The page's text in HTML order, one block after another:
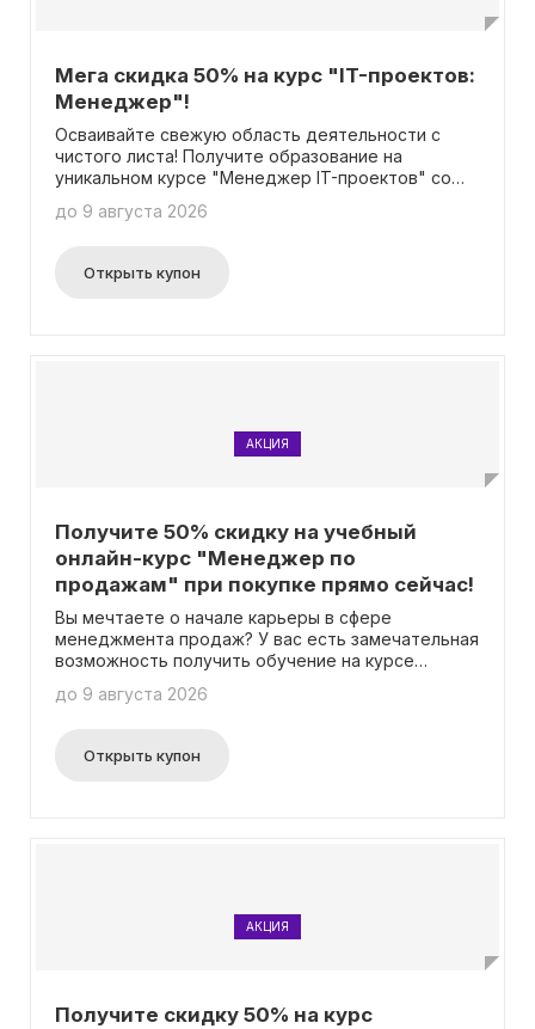
Мега скидка 50% на курс "IT-проектов:
Менеджер"!
Осваивайте свежую область деятельности с
чистого листа! Получите образование на
уникальном курсе "Менеджер IT-проектов" со
информацию можно найти на специальной
потребуется вводить промокод, чтобы
воспользоваться этим преимуществом.
до 9 августа 2026
Открыть купон
АКЦИЯ
Получите 50% скидку на учебный
онлайн-курс "Менеджер по
продажам" при покупке прямо сейчас!
Вы мечтаете о начале карьеры в сфере
менеджмента продаж? У вас есть замечательная
возможность получить обучение на курсе
учебного заведения «МИТМ», и что самое
Вам не нужно вводить промокод, просто
воспользуйтесь этим уникальным предложением
до 9 августа 2026
Открыть купон
АКЦИЯ
Получите скидку 50% на курс